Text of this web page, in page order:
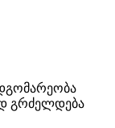
გრძელდება